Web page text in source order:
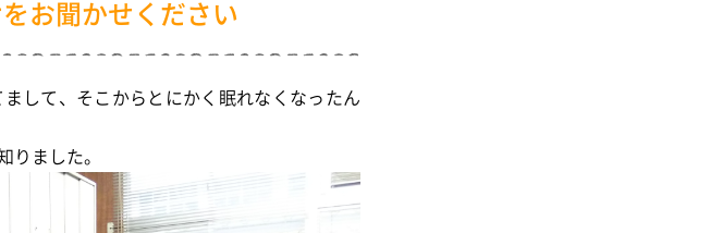
お聞かせください
して、そこからとにかく眠れなくなったん
りました。